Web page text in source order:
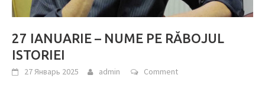
27 IANUARIE – NUME PE RĂBOJUL
ISTORIEI
27 Январь 2025 admin Comment